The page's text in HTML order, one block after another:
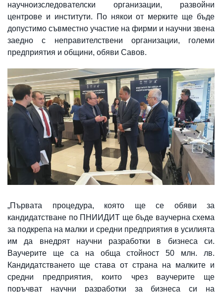
научноизследователски организации, развойни
центрове и институти. По някои от мерките ще бъде
допустимо съвместно участие на фирми и научни звена
заедно с неправителствени организации, големи
предприятия и общини, обяви Савов.
„Първата процедура, която ще се обяви за
кандидатстване по ПНИИДИТ ще бъде ваучерна схема
за подкрепа на малки и средни предприятия в усилията
им да внедрят научни разработки в бизнеса си.
Ваучерите ще са на обща стойност 50 млн. лв.
Кандидатстването ще става от страна на малките и
средни предприятия, които чрез ваучерите ще
поръчват научни разработки за бизнеса си на